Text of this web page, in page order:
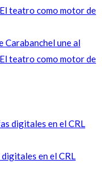
Carabanchel une al
teatro como motor de
en el CRL